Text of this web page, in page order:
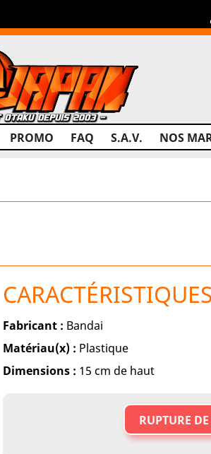
PROMO FAQ S.A.V. NOS
CARACTÉRISTIQUES
Fabricant : Bandai
Matériau(x) : Plastique
Dimensions : 15 cm de haut
RUPTURE